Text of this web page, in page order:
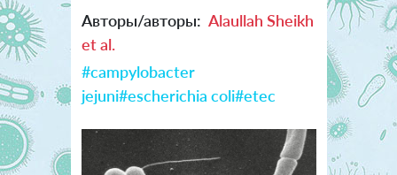
Авторы/авторы: Alaullah Sheikh
et al.
#campylobacter
jejuni#escherichia coli#etec